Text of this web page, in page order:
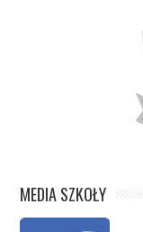
MEDIA SZKOŁY